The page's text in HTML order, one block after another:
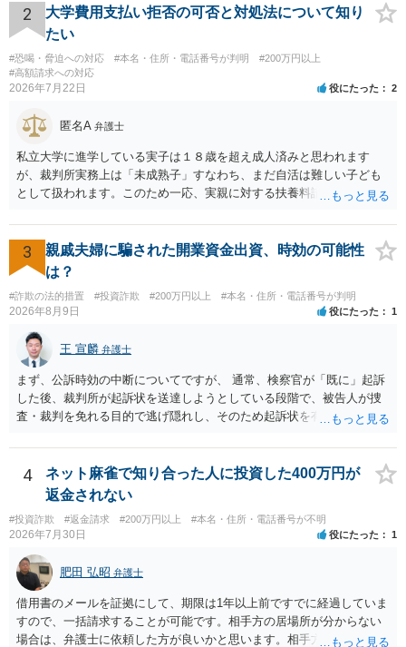
りますが、携帯電話の番号を経由する方法より難しくなります。 身元
を特定した後は、返金の理屈があるかどうかを確認していきます。 基
本的に贈与に該当する場合には返金請求ができません。 詐欺を含め、
当方に返金の理屈があるかどうかを確認していきます。 さらに、渡し
た金額について、裏付けがあるかどうかも精査します。 上記を経て、
からスタートすることになるでしょう。 ご理解のとおり、詐欺である
ことの立証は簡単ではありません。 刑事事件化が出来るのであれば、
返金交渉で有利になる可能性がありますが、民事上の詐欺の立証以上
に難しいところがあります。 こちらについては、一度、最寄りの警察
署に被害相談をするようにしてください。 具体的な見通しに関して
良いかと思います。
2
大学費用支払い拒否の可否と対処法について知り
たい
#恐喝・脅迫への対応 #本名・住所・電話番号が判明
#200万円以上
#高額請求への対応
2026年7月22日 役にたった 2
匿名A 弁護士
私立大学に進学している実子は１８歳を超え成人済みと思われます
が、裁判所実務上は「未成熟子」すなわち、まだ自活は難しい子ども
として扱われます。このため一応、実親に対する扶養料請求として法
者宛に養育費を支払っており、当該養育費は実子の進学費用の趣旨も
一部含まれています。また、私立大学進学について貴殿が了解したわ
けではないという事情も存在します。 こうした場合には、支払を拒ん
だとしても学費の請求が裁判所によって強制される可能性は低いとい
えます。 以上整理したとおり、貴殿の事情を説明し支払えないと実子
に伝えるのが良い対処法と思います。
3
親戚夫婦に騙された開業資金出資、時効の可能性
は？
#詐欺の法的措置 #投資詐欺 #200万円以上 #本名・住所・電話番号が判明
2026年8月9日 役にたった 1
王 宣麟 弁護士
まず、公訴時効の中断についてですが、 通常、検察官が「既に」起訴
した後、裁判所が起訴状を送達しようとしている段階で、被告人が捜
査・裁判を免れる目的で逃げ隠れし、そのため起訴状を有効に送達で
この規定によって時効が停止するわけではありません。 その意味で
は、刑事事件化するという部分ではややハードルが高いように見受け
られます。 他方で、相手方の住所等が特定できているのであれば、民
事事件として、損害賠償請求や貸金返還請求等により、裁判所を通じ
て返金を求める方法も考えられますが、結局は相手方に資力があるか
否かにより結論が分かれます。
4
ネット麻雀で知り合った人に投資した400万円が
返金されない
#投資詐欺 #返金請求 #200万円以上 #本名・住所・電話番号が不明
2026年7月30日 役にたった 1
肥田 弘昭 弁護士
借用書のメールを証拠にして、期限は1年以上前ですでに経過していま
すので、一括請求することが可能です。相手方の居場所が分からない
場合は、弁護士に依頼した方が良いかと思います。相手方の居場所が